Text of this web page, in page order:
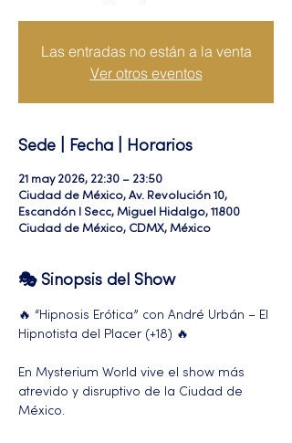
Las entradas no están a la venta
Ver otros eventos
Sede | Fecha | Horarios
21 may 2026, 22:30 – 23:50
Ciudad de México, Av. Revolución 10,
Escandón I Secc, Miguel Hidalgo, 11800
Ciudad de México, CDMX, México
🎭 Sinopsis del Show
🔥 “Hipnosis Erótica” con André Urbán – El
Hipnotista del Placer (+18) 🔥
En Mysterium World vive el show más
atrevido y disruptivo de la Ciudad de
México.